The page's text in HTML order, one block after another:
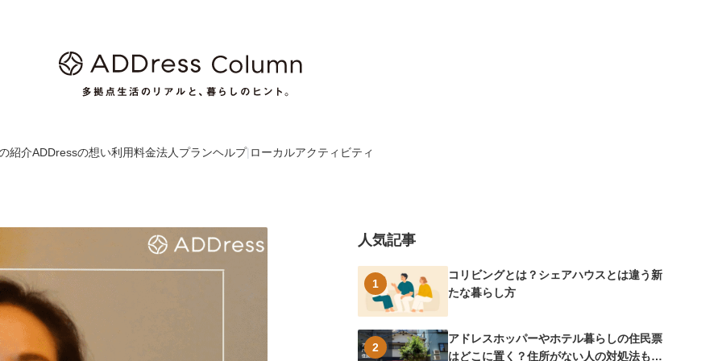
紹介ADDressの想い利用料金法人プランヘルプ| ローカルアクティビティ
人気記事
1
コリビングとは？シェアハウスとは違う新
たな暮らし方
2
アドレスホッパーやホテル暮らしの住民票
はどこに置く？住所がない人の対処法も紹